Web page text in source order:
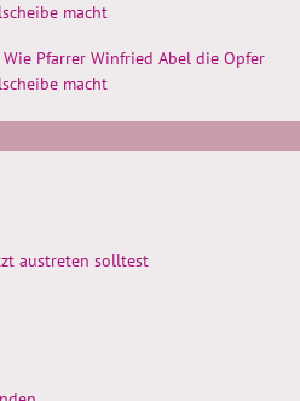
macht
Wie Pfarrer Winfried Abel die Opfer
macht
austreten solltest